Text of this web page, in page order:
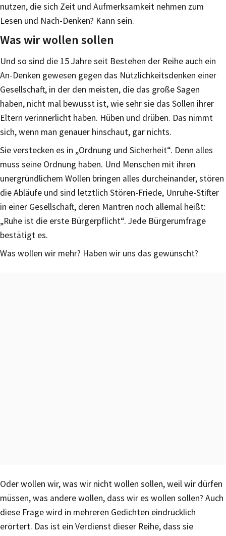
nutzen, die sich Zeit und Aufmerksamkeit nehmen zum
Lesen und Nach-Denken? Kann sein.
Was wir wollen sollen
Und so sind die 15 Jahre seit Bestehen der Reihe auch ein
An-Denken gewesen gegen das Nützlichkeitsdenken einer
Gesellschaft, in der den meisten, die das große Sagen
haben, nicht mal bewusst ist, wie sehr sie das Sollen ihrer
Eltern verinnerlicht haben. Hüben und drüben. Das nimmt
sich, wenn man genauer hinschaut, gar nichts.
Sie verstecken es in „Ordnung und Sicherheit“. Denn alles
muss seine Ordnung haben. Und Menschen mit ihren
unergründlichem Wollen bringen alles durcheinander, stören
die Abläufe und sind letztlich Stören-Friede, Unruhe-Stifter
in einer Gesellschaft, deren Mantren noch allemal heißt:
„Ruhe ist die erste Bürgerpflicht“. Jede Bürgerumfrage
bestätigt es.
Was wollen wir mehr? Haben wir uns das gewünscht?
Oder wollen wir, was wir nicht wollen sollen, weil wir dürfen
müssen, was andere wollen, dass wir es wollen sollen? Auch
diese Frage wird in mehreren Gedichten eindrücklich
erörtert. Das ist ein Verdienst dieser Reihe, dass sie